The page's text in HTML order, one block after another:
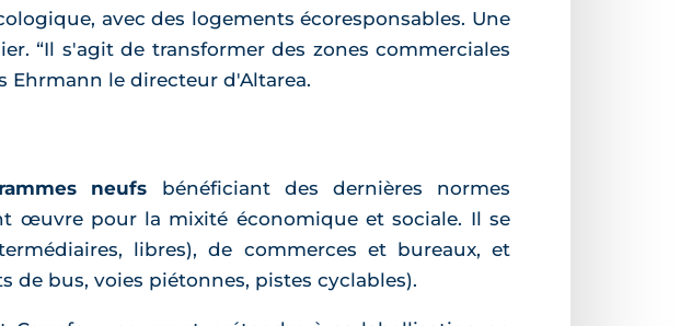
avec des logements écoresponsables. Une
“Il s'agit de transformer des zones commerciales
Ehrmann le directeur d'Altarea.
neufs bénéficiant des dernières normes
œuvre pour la mixité économique et sociale. Il se
libres), de commerces et bureaux, et
de bus, voies piétonnes, pistes cyclables).